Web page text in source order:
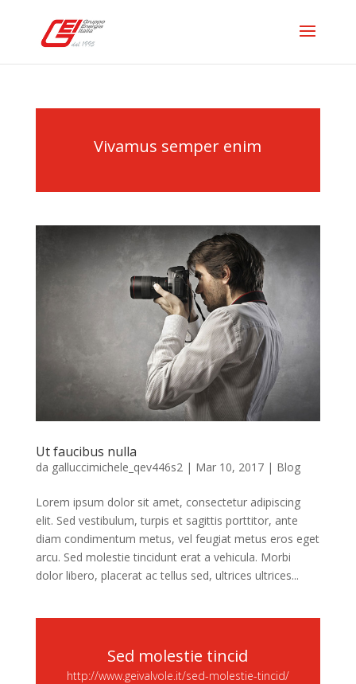
Vivamus semper enim
Ut faucibus nulla
da galluccimichele_qev446s2| Mar 10, 2017| Blog
Lorem ipsum dolor sit amet, consectetur adipiscing
elit. Sed vestibulum, turpis et sagittis porttitor, ante
diam condimentum metus, vel feugiat metus eros eget
arcu. Sed molestie tincidunt erat a vehicula. Morbi
dolor libero, placerat ac tellus sed, ultrices ultrices...
Sed molestie tincid
http://www.geivalvole.it/sed-molestie-tincid/